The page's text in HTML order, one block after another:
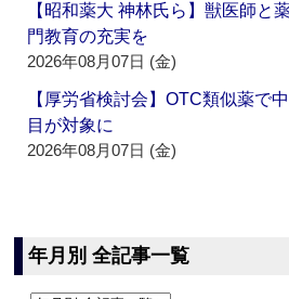
【昭和薬大 神林氏ら】獣医師と
門教育の充実を
2026年08月07日 (金)
【厚労省検討会】OTC類似薬で
目が対象に
2026年08月07日 (金)
年月別 全記事一覧